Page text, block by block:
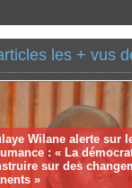
les + vus
Wilane alerte sur
: « La
sur des
»